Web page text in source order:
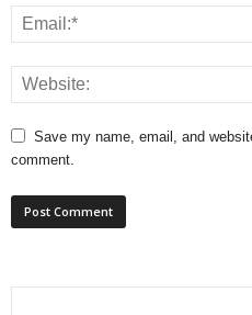
Save my name, email, and
comment.